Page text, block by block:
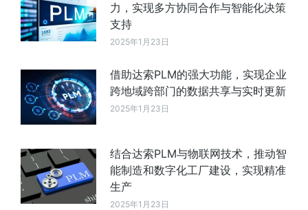
力，实现多方协同合作与智能化决策
支持
2025年1月23日
借助达索PLM的强大功能，实现企业
跨地域跨部门的数据共享与实时更新
2025年1月23日
结合达索PLM与物联网技术，推动智
能制造和数字化工厂建设，实现精准
生产
2025年1月23日